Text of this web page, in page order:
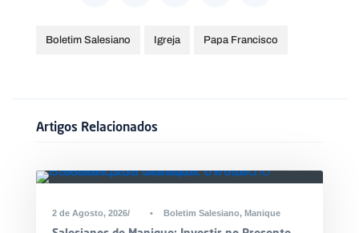
Boletim Salesiano Igreja Papa Francisco
Artigos Relacionados
2 de Agosto, 2026 • Boletim Salesiano, Manique